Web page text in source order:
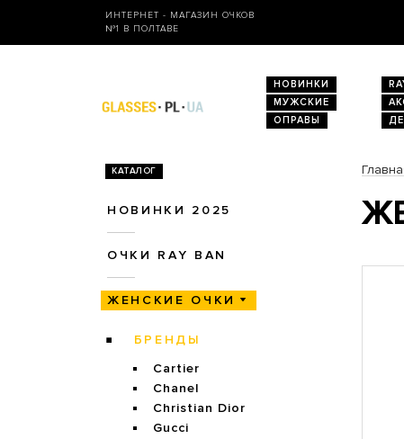
ИНТЕРНЕТ - МАГАЗИН ОЧКОВ
№1 В ПОЛТАВЕ
НОВИНКИ
МУЖСКИЕ
ОПРАВЫ
КАТАЛОГ
НОВИНКИ 2025
ОЧКИ RAY BAN
ЖЕНСКИЕ ОЧКИ
БРЕНДЫ
Cartier
Chanel
Christian Dior
Gucci